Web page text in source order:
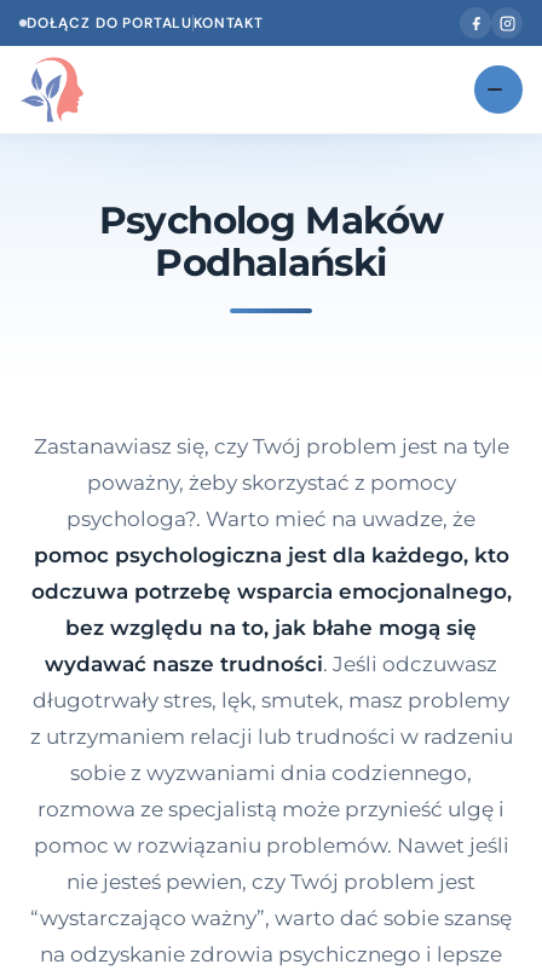
DOŁĄCZ DO PORTALUKONTAKT
NOWOŚĆ
Według specjalizacji
Dawka wiedzy
Dla specjalistów
Kontakt
Dołącz do portalu
Psycholog Maków
Podhalański
Zastanawiasz się, czy Twój problem jest na tyle
poważny, żeby skorzystać z pomocy
psychologa?. Warto mieć na uwadze, że
pomoc psychologiczna jest dla każdego, kto
odczuwa potrzebę wsparcia emocjonalnego,
bez względu na to, jak błahe mogą się
wydawać nasze trudności. Jeśli odczuwasz
długotrwały stres, lęk, smutek, masz problemy
z utrzymaniem relacji lub trudności w radzeniu
sobie z wyzwaniami dnia codziennego,
rozmowa ze specjalistą może przynieść ulgę i
pomoc w rozwiązaniu problemów. Nawet jeśli
nie jesteś pewien, czy Twój problem jest
“wystarczająco ważny”, warto dać sobie szansę
na odzyskanie zdrowia psychicznego i lepsze